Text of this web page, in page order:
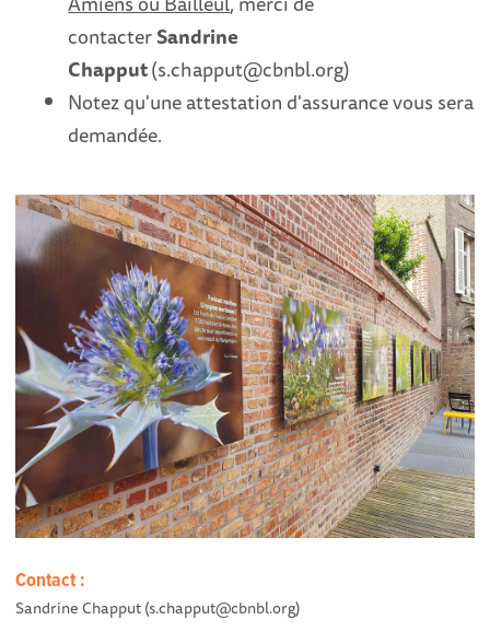
contacterSandrine
Chapput(s.chapput@cbnbl.org)
Notez qu'une attestation d'assurance vous sera
demandée.
Contact :
Sandrine Chapput (s.chapput@cbnbl.org)